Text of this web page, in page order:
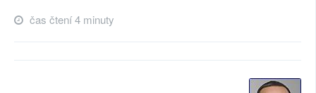
NEJČTENĚJŠÍ ZA 7 DNÍ
čas čtení 4 minuty